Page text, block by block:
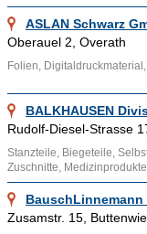
Beispielsweise in
Wilhelmshaven sind
von Folien ansässig.
Informationen wie
Sonnenschutzfolie
aufgesucht werden.
ASLAN Schwarz
Oberauel 2, Overath
Folien,
BALKHAUSEN
Rudolf-Diesel-Strasse
Stanzteile, Biegeteile,
Zuschnitte,
BauschLinnemann
Zusamstr. 15,